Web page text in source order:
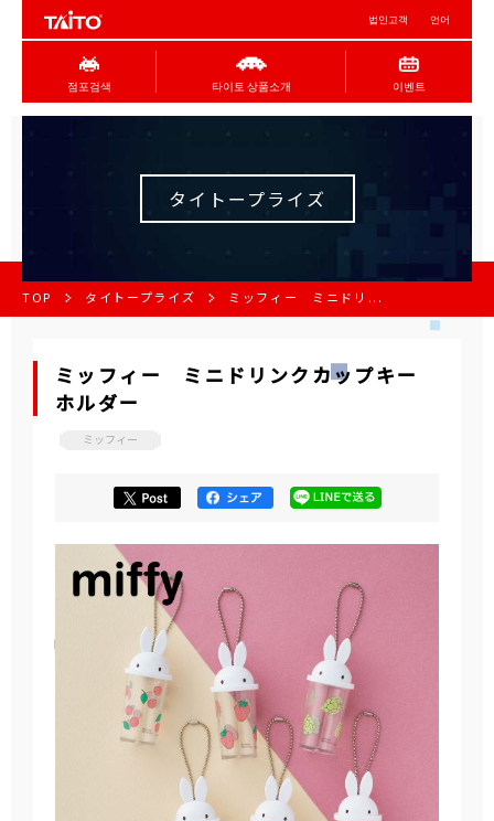
법인고객 언어
점포검색 타이토 상품소개 이벤트
タイトープライズ
TOP タイトープライズ ミッフィー ミニドリ...
ミッフィー ミニドリンクカップキー
ホルダー
ミッフィー